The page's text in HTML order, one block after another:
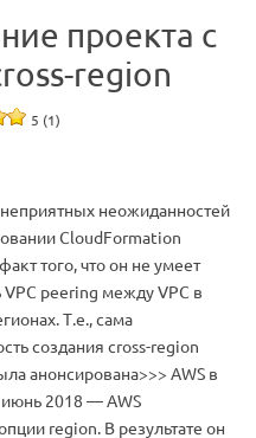
проекта с
region
5 (1)
неожиданностей
CloudFormation
того, что он не умеет
VPC peering между VPC в
Т.е., сама
создания cross-region
анонсирована>>> AWS в
2018 — AWS
region. В результате он